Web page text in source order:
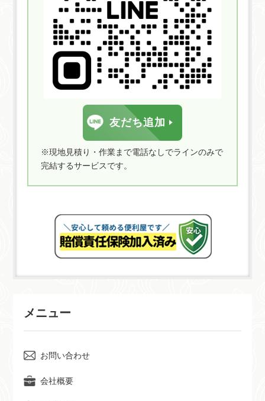
友だち追加
※現地見積り・作業まで電話なしでラインのみで
完結するサービスです。
メニュー
お問い合わせ
会社概要